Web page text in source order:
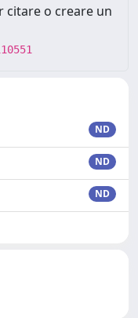
citare o creare un
ND
ND
ND